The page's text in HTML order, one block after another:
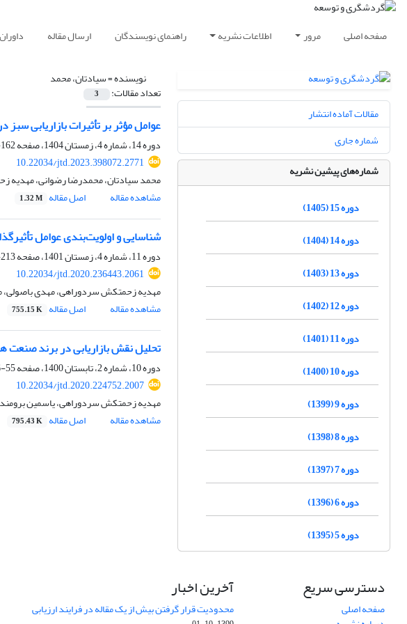
صفحه اصلی مرور اطلاعات نشریه راهنمای نویسندگان ارسال مقاله داوران
نویسنده =سیادتان، محمد
تعداد مقالات: 3
عوامل مؤثر بر تأثیرات بازاریابی
دوره 14، شماره 4، زمستان 1404، صفحه
162-178
10.22034/jtd.2023.398072.2771
محمد سیادتان، محمدرضا رضوانی،
مشاهده مقاله
اصل مقاله 1.32 M
شناسایی و اولویت‌بندی عوامل
دوره 11، شماره 4، زمستان 1401، صفحه
213-224
10.22034/jtd.2020.236443.2061
مهدیه زحمتکش سردوراهی، مهدی باصولی،
مشاهده مقاله
اصل مقاله 755.15 K
تحلیل نقش بازاریابی در برند
دوره 10، شماره 2، تابستان 1400، صفحه
55-66
10.22034/jtd.2020.224752.2007
مهدیه زحمتکش سردوراهی، یاسمین
مشاهده مقاله
اصل مقاله 795.43 K
مقالات آماده انتشار
شماره جاری
شماره‌های پیشین نشریه
دوره 15 (1405)
دوره 14 (1404)
دوره 13 (1403)
دوره 12 (1402)
دوره 11 (1401)
دوره 10 (1400)
دوره 9 (1399)
دوره 8 (1398)
دوره 7 (1397)
دوره 6 (1396)
دوره 5 (1395)
دسترسی سریع
صفحه اصلی
آخرین اخبار
محدودیت قرار گرفتن بیش از یک مقاله در فرایند ارزیابی